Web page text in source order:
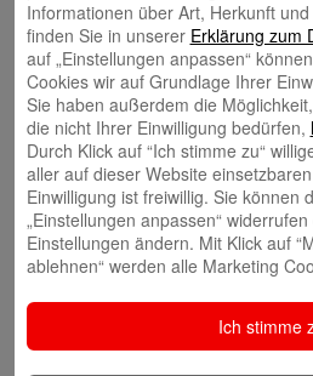
Nähe. Oder fragen Sie einmal an der
oder beim Metzger, ob er bereit ist,
mitgebrachte Dose zu legen. Einen
allerdings nicht. Das Problem: Ihre
und die Waren hinter der Theke
Essen Sie viel Joghurt? Ein
können, wenn Sie jede Woche fünf
gerechnet 260 Kunststoffbecher
Auch Kaffeebecher zum Mitnehmen
Sie sich einen Becher, der aufgefüllt
Achten Sie beim Kauf von Getränken
auch einfach aus dem Hahn trinken.
gehört? Überall, wo Sie einen
können Sie Ihre mitgebrachte
Informationen über Art, Herkunft
finden Sie in unserer Erklärung zum
auf „Einstellungen anpassen“
Cookies wir auf Grundlage Ihrer
Sie haben außerdem die
die nicht Ihrer Einwilligung bedürfen,
Durch Klick auf “Ich stimme zu“
aller auf dieser Website
Einwilligung ist freiwillig. Sie können
„Einstellungen anpassen“
Einstellungen ändern. Mit Klick auf
ablehnen“ werden alle Marketing
Ich stimme